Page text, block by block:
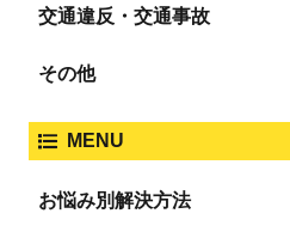
盗撮・のぞき
強姦・準強姦
詐欺
交通違反・交通事故
ひき逃げ・当て逃げ
その他
MENU
お悩み別解決方法